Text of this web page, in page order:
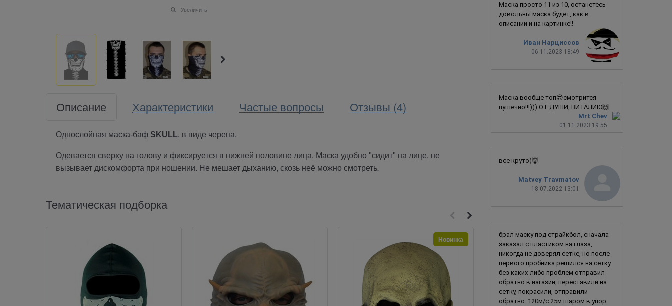
Увеличить
Описание Характеристики Частые вопросы Отзывы (4)
Однослойная маска-баф SKULL, в виде черепа.
Одевается сверху на голову и фиксируется в нижней половине лица. Маска удобно "сидит" на лице, не
вызывает дискомфорта при ношении. Не мешает дыханию, скозь неё можно смотреть.
Тематическая подборка
Новинка
Иван Нарциссов
06.11.2023 18:49
Маска просто 11 из 10, останетесь
довольны маска будет, как в
описании и на картинке!!
Mrt Chev
01.11.2023 19:55
Маска вообще топ😎смотрится
пушечно!!!))) ОТ ДУШИ, ВИТАЛИЮ🙌
Matvey Travmatov
18.07.2022 13:01
все круто)👹
брал маску под страйкбол, сначала
заказал с пластиком на глаза,
никогда не доверял сетке, но после
первого пробника решился на сетку.
без каких-либо проблем отправил
обратно в иагазин, переставили на
сетку, покрасили, отправили
обратно. 120м/с 25м шаром в упор